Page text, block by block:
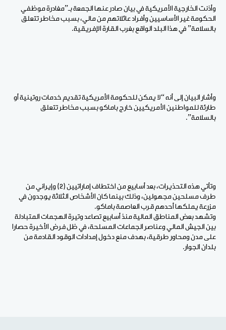
وأذنت الخارجية الأمريكية في بيان صادر عنها الجمعة بـ”مغادرة موظفي
الحكومة غير الأساسيين وأفراد عائلاتهم من مالي، بسبب مخاطر تتعلق
بالسلامة” في هذا البلد الواقع بغرب القارة الإفريقية.
وأشار البيان إلى أنه “لا يمكن للحكومة الأمريكية تقديم خدمات روتينية أو
طارئة للمواطنين الأمريكيين خارج باماكو بسبب مخاطر تتعلق
بالسلامة”.
وتأتي هذه التحذيرات، بعد أسابيع من اختطاف إماراتيين (2) وإيراني من
طرف مسلحين مجهولين، وذلك بينما كان الأشخاص الثلاثة يوجدون في
مزرعة يملكها أحدهم قرب العاصمة باماكو.
وتشهد بعض المناطق المالية منذ أسابيع تصاعد وتيرة الهجمات المتبادلة
بين الجيش المالي وعناصر الجماعات المسلحة، في ظل فرض الأخيرة حصارا
على مدن ومحاور طرقية، بهدف منع دخول إمدادات الوقود القادمة من
بلدان الجوار.